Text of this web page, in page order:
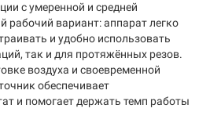
с умеренной и средней
рабочий вариант: аппарат легко
и удобно использовать
так и для протяжённых резов.
воздуха и своевременной
обеспечивает
и помогает держать темп работы